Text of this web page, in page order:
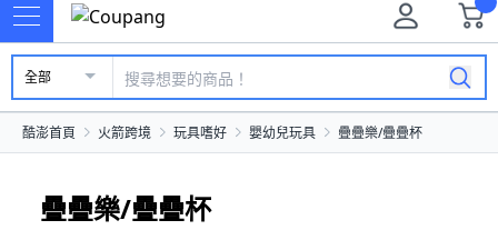
全部
酷澎首頁 火箭跨境 玩具嗜好 嬰幼兒玩具 疊疊樂/疊疊杯
疊疊樂/疊疊杯